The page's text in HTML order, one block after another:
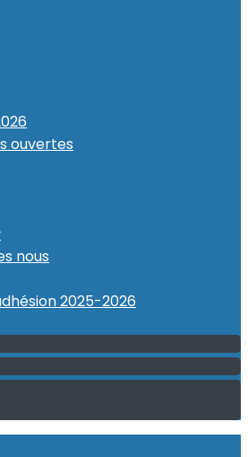
ouvertes
nous
2025-2026